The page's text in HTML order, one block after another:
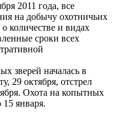
2011 года, все
на добычу охотничьих
количестве и видах
сроки всех
зверей началась в
29 октября, отстрел
Охота на копытных
января.